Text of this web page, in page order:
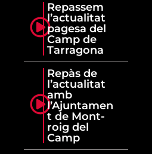
Repassem
l’actualitat
pagesa del
Camp de
Tarragona
Repàs de
l’actualitat
amb
l’Ajuntamen
t de Mont-
roig del
Camp